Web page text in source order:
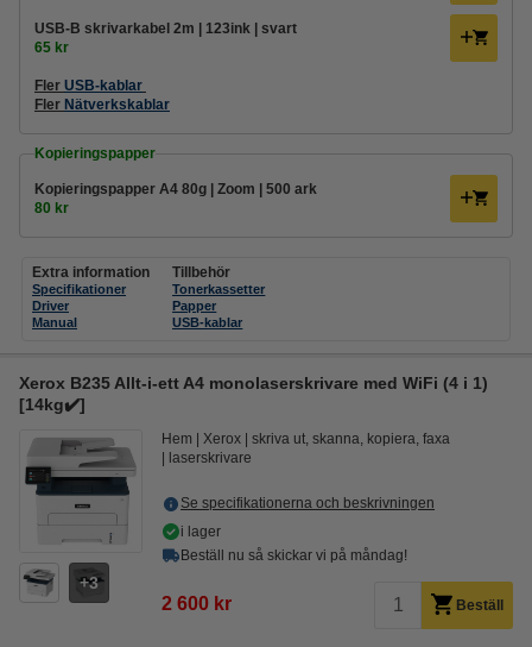
USB-B skrivarkabel 2m | 123ink | svart
65 kr
Fler USB-kablar
Fler Nätverkskablar
Kopieringspapper
Kopieringspapper A4 80g | Zoom | 500 ark
80 kr
Extra information
Specifikationer
Driver
Manual
Tillbehör
Tonerkassetter
Papper
USB-kablar
Xerox B235 Allt-i-ett A4 monolaserskrivare med WiFi (4 i 1)
[14kg✔️]
3
Hem Xerox
skriva ut, skanna, kopiera, faxa
laserskrivare
Se specifikationerna och beskrivningen
i lager
Beställ nu så skickar vi på måndag!
2 600 kr Beställ